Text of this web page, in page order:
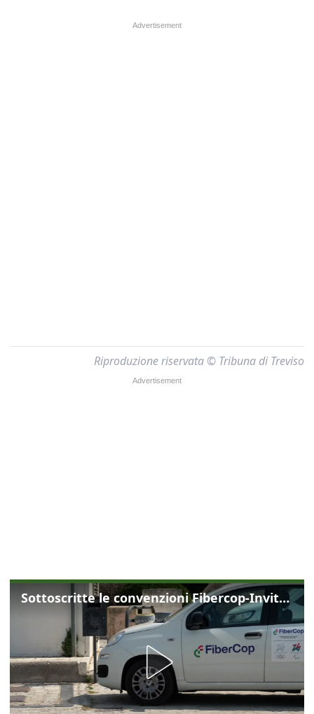
Riproduzione riservata © Tribuna di Treviso
Sottoscritte le convenzioni Fibercop-Invitalia, fibra ottica per 477 mila civici